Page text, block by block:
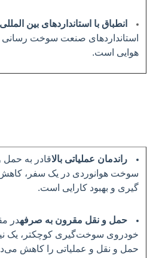
انطباق با استانداردهای بین
استانداردهای صنعت سوخت رسانی
هوایی است.
راندمان عملیاتی بالاقادر به حمل
سوخت هوانوردی در یک سفر،
گیری و بهبود کارایی است.
حمل و نقل مقرون به صرفهدر
خودروی سوخت‌گیری کوچکتر، یک
حمل و نقل و عملیاتی را کاهش